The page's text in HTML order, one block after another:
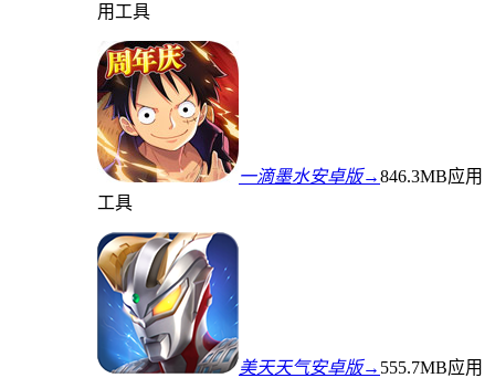
用工具
一滴墨水安卓版→846.3MB应用
工具
美天天气安卓版→ 555.7MB应用